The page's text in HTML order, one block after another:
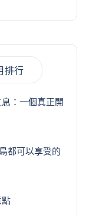
排行
：一個真正開
都可以享受的
點